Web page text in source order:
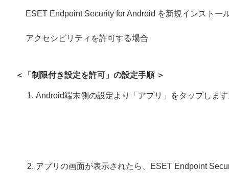
ESET Endpoint Security for Android を新規インストー
アクセシビリティを許可する場合
＜「制限付き設定を許可」の設定手順 ＞
Android端末側の設定より「アプリ」をタップしま
アプリの画面が表示されたら、ESET Endpoint